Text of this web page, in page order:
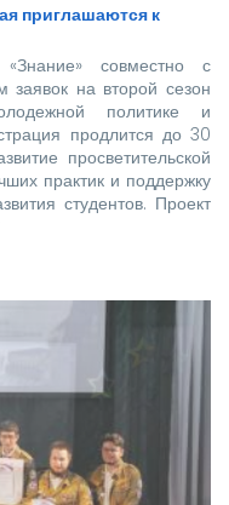
приглашаются к
совместно с
заявок на второй сезон
политике и
продлится до 30
просветительской
практик и поддержку
студентов. Проект
в рамках